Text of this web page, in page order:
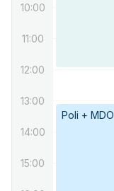
10:00
11:00
12:00
13:00
14:00
15:00
Poli + MDO